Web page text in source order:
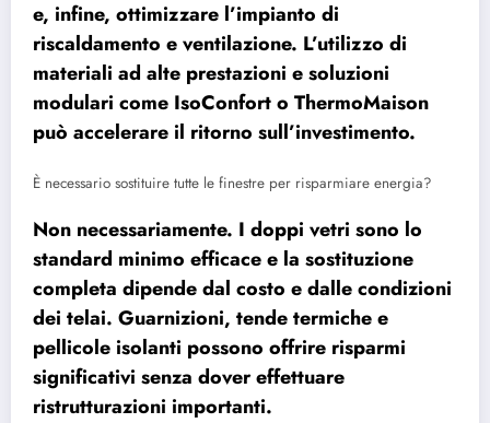
e, infine, ottimizzare l’impianto di
riscaldamento e ventilazione. L’utilizzo di
materiali ad alte prestazioni e soluzioni
modulari come IsoConfort o ThermoMaison
può accelerare il ritorno sull’investimento.
È necessario sostituire tutte le finestre per risparmiare energia?
Non necessariamente. I doppi vetri sono lo
standard minimo efficace e la sostituzione
completa dipende dal costo e dalle condizioni
dei telai. Guarnizioni, tende termiche e
pellicole isolanti possono offrire risparmi
significativi senza dover effettuare
ristrutturazioni importanti.